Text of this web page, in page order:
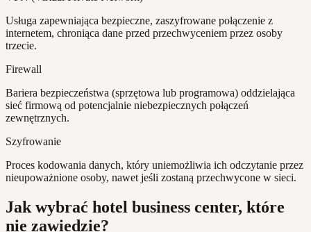
Usługa zapewniająca bezpieczne, zaszyfrowane połączenie z
internetem, chroniąca dane przed przechwyceniem przez osoby
trzecie.
Firewall
Bariera bezpieczeństwa (sprzętowa lub programowa) oddzielająca
sieć firmową od potencjalnie niebezpiecznych połączeń
zewnętrznych.
Szyfrowanie
Proces kodowania danych, który uniemożliwia ich odczytanie przez
nieupoważnione osoby, nawet jeśli zostaną przechwycone w sieci.
Jak wybrać hotel business center, które
nie zawiedzie?